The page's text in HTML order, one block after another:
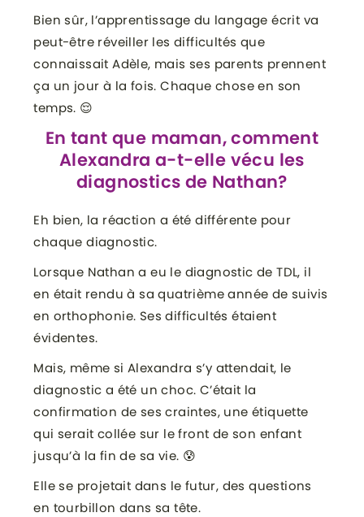
Bien sûr, l’apprentissage du langage écrit va
peut-être réveiller les difficultés que
connaissait Adèle, mais ses parents prennent
ça un jour à la fois. Chaque chose en son
temps. 😌
En tant que maman, comment
Alexandra a-t-elle vécu les
diagnostics de Nathan?
Eh bien, la réaction a été différente pour
chaque diagnostic.
Lorsque Nathan a eu le diagnostic de TDL, il
en était rendu à sa quatrième année de suivis
en orthophonie. Ses difficultés étaient
évidentes.
Mais, même si Alexandra s’y attendait, le
diagnostic a été un choc. C’était la
confirmation de ses craintes, une étiquette
qui serait collée sur le front de son enfant
jusqu’à la fin de sa vie. 😰
Elle se projetait dans le futur, des questions
en tourbillon dans sa tête.